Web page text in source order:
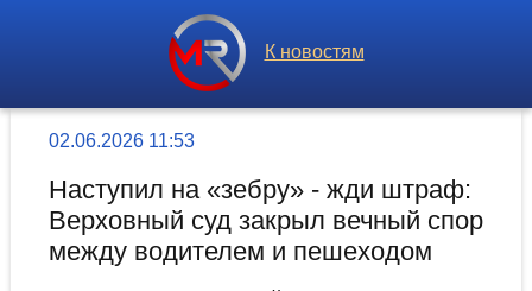
К новостям
02.06.2026 11:53
Наступил на «зебру» - жди штраф:
Верховный суд закрыл вечный спор
между водителем и пешеходом